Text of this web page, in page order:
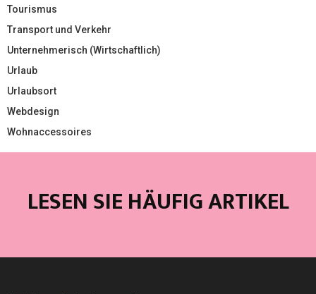
Tourismus
Transport und Verkehr
Unternehmerisch (Wirtschaftlich)
Urlaub
Urlaubsort
Webdesign
Wohnaccessoires
LESEN SIE HÄUFIG ARTIKEL